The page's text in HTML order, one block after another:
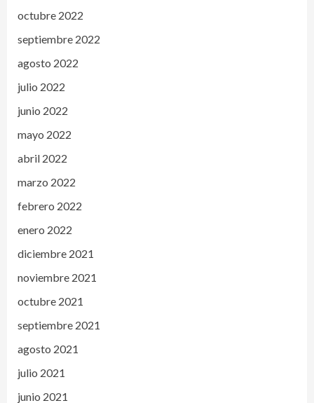
octubre 2022
septiembre 2022
agosto 2022
julio 2022
junio 2022
mayo 2022
abril 2022
marzo 2022
febrero 2022
enero 2022
diciembre 2021
noviembre 2021
octubre 2021
septiembre 2021
agosto 2021
julio 2021
junio 2021